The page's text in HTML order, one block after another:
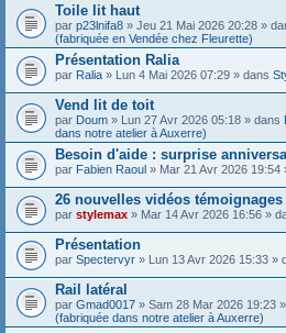
Toile lit haut
par p23lnifa8 » Jeu 21 Mai 2026 20:28 »
(fabriquée en Vendée chez Fleurette)
Présentation Ralia
par Ralia » Lun 4 Mai 2026 07:29 » dans
Vend lit de toit
par Doum » Lun 27 Avr 2026 05:18 » dans
dans notre atelier à Auxerre)
Besoin d'aide : surprise
par Fabien Raoul » Mar 21 Avr 2026 19:54
26 nouvelles vidéos témoignages
par stylemax » Mar 14 Avr 2026 16:56 »
Présentation
par Spectervyr » Lun 13 Avr 2026 15:33 »
Rail latéral
par Gmad0017 » Sam 28 Mar 2026 19:23
(fabriquée dans notre atelier à Auxerre)